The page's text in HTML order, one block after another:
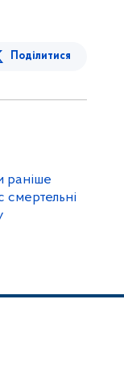
Поділитися
раніше
смертельні